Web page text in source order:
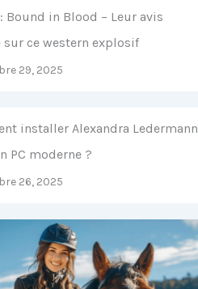
Bound in Blood – Leur avis
sur ce western explosif
29, 2025
installer Alexandra Ledermann
PC moderne ?
26, 2025